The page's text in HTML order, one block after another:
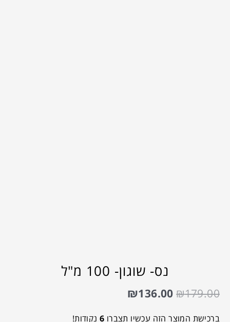
נס- שוגון- 100 מ"ל
₪179.00
₪136.00
ברכישת המוצר הזה עכשיו תצברו 6 נקודות!